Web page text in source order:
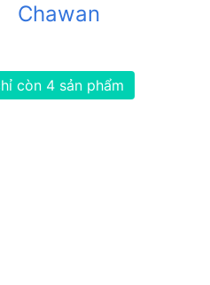
Chawan
còn 4 sản phẩm